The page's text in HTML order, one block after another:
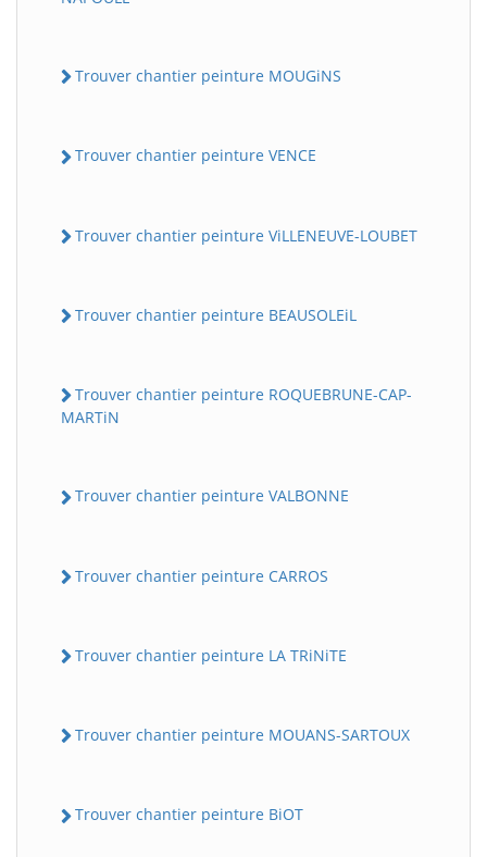
Trouver chantier peinture MOUGiNS
Trouver chantier peinture VENCE
Trouver chantier peinture ViLLENEUVE-LOUBET
Trouver chantier peinture BEAUSOLEiL
Trouver chantier peinture ROQUEBRUNE-CAP-
MARTiN
Trouver chantier peinture VALBONNE
Trouver chantier peinture CARROS
Trouver chantier peinture LA TRiNiTE
Trouver chantier peinture MOUANS-SARTOUX
Trouver chantier peinture BiOT